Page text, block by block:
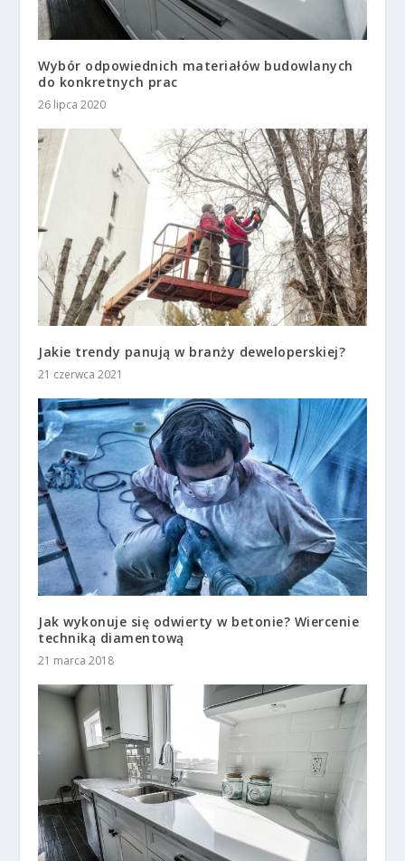
Wybór odpowiednich materiałów budowlanych
do konkretnych prac
26 lipca 2020
Jakie trendy panują w branży deweloperskiej?
21 czerwca 2021
Jak wykonuje się odwierty w betonie? Wiercenie
techniką diamentową
21 marca 2018